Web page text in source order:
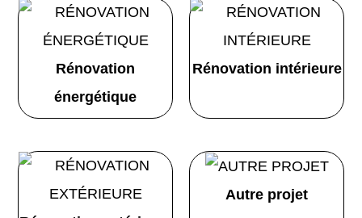
Rénovation
énergétique
Rénovation intérieure
Autre projet